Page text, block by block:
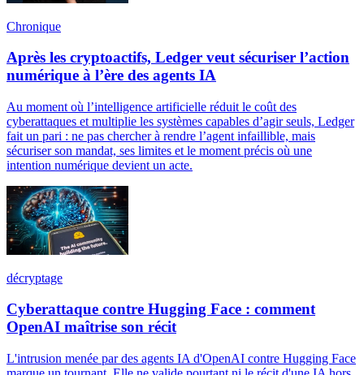
Chronique
Après les cryptoactifs, Ledger veut sécuriser l’action
numérique à l’ère des agents IA
Au moment où l’intelligence artificielle réduit le coût des
cyberattaques et multiplie les systèmes capables d’agir seuls, Ledger
fait un pari : ne pas chercher à rendre l’agent infaillible, mais
sécuriser son mandat, ses limites et le moment précis où une
intention numérique devient un acte.
décryptage
Cyberattaque contre Hugging Face : comment
OpenAI maîtrise son récit
L'intrusion menée par des agents IA d'OpenAI contre Hugging Face